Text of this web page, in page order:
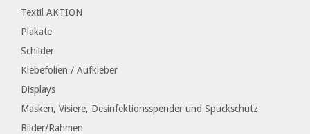
Textil AKTION
Plakate
Schilder
Klebefolien / Aufkleber
Displays
Masken, Visiere, Desinfektionsspender und Spuckschutz
Bilder/Rahmen